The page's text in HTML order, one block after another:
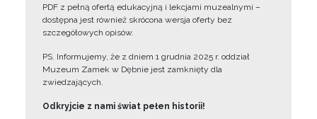
PDF z pełną ofertą edukacyjną i lekcjami muzealnymi –
dostępna jest również skrócona wersja oferty bez
szczegółowych opisów.
PS. Informujemy, że z dniem 1 grudnia 2025 r. oddział
Muzeum Zamek w Dębnie jest zamknięty dla
zwiedzających.
Odkryjcie z nami świat pełen historii!